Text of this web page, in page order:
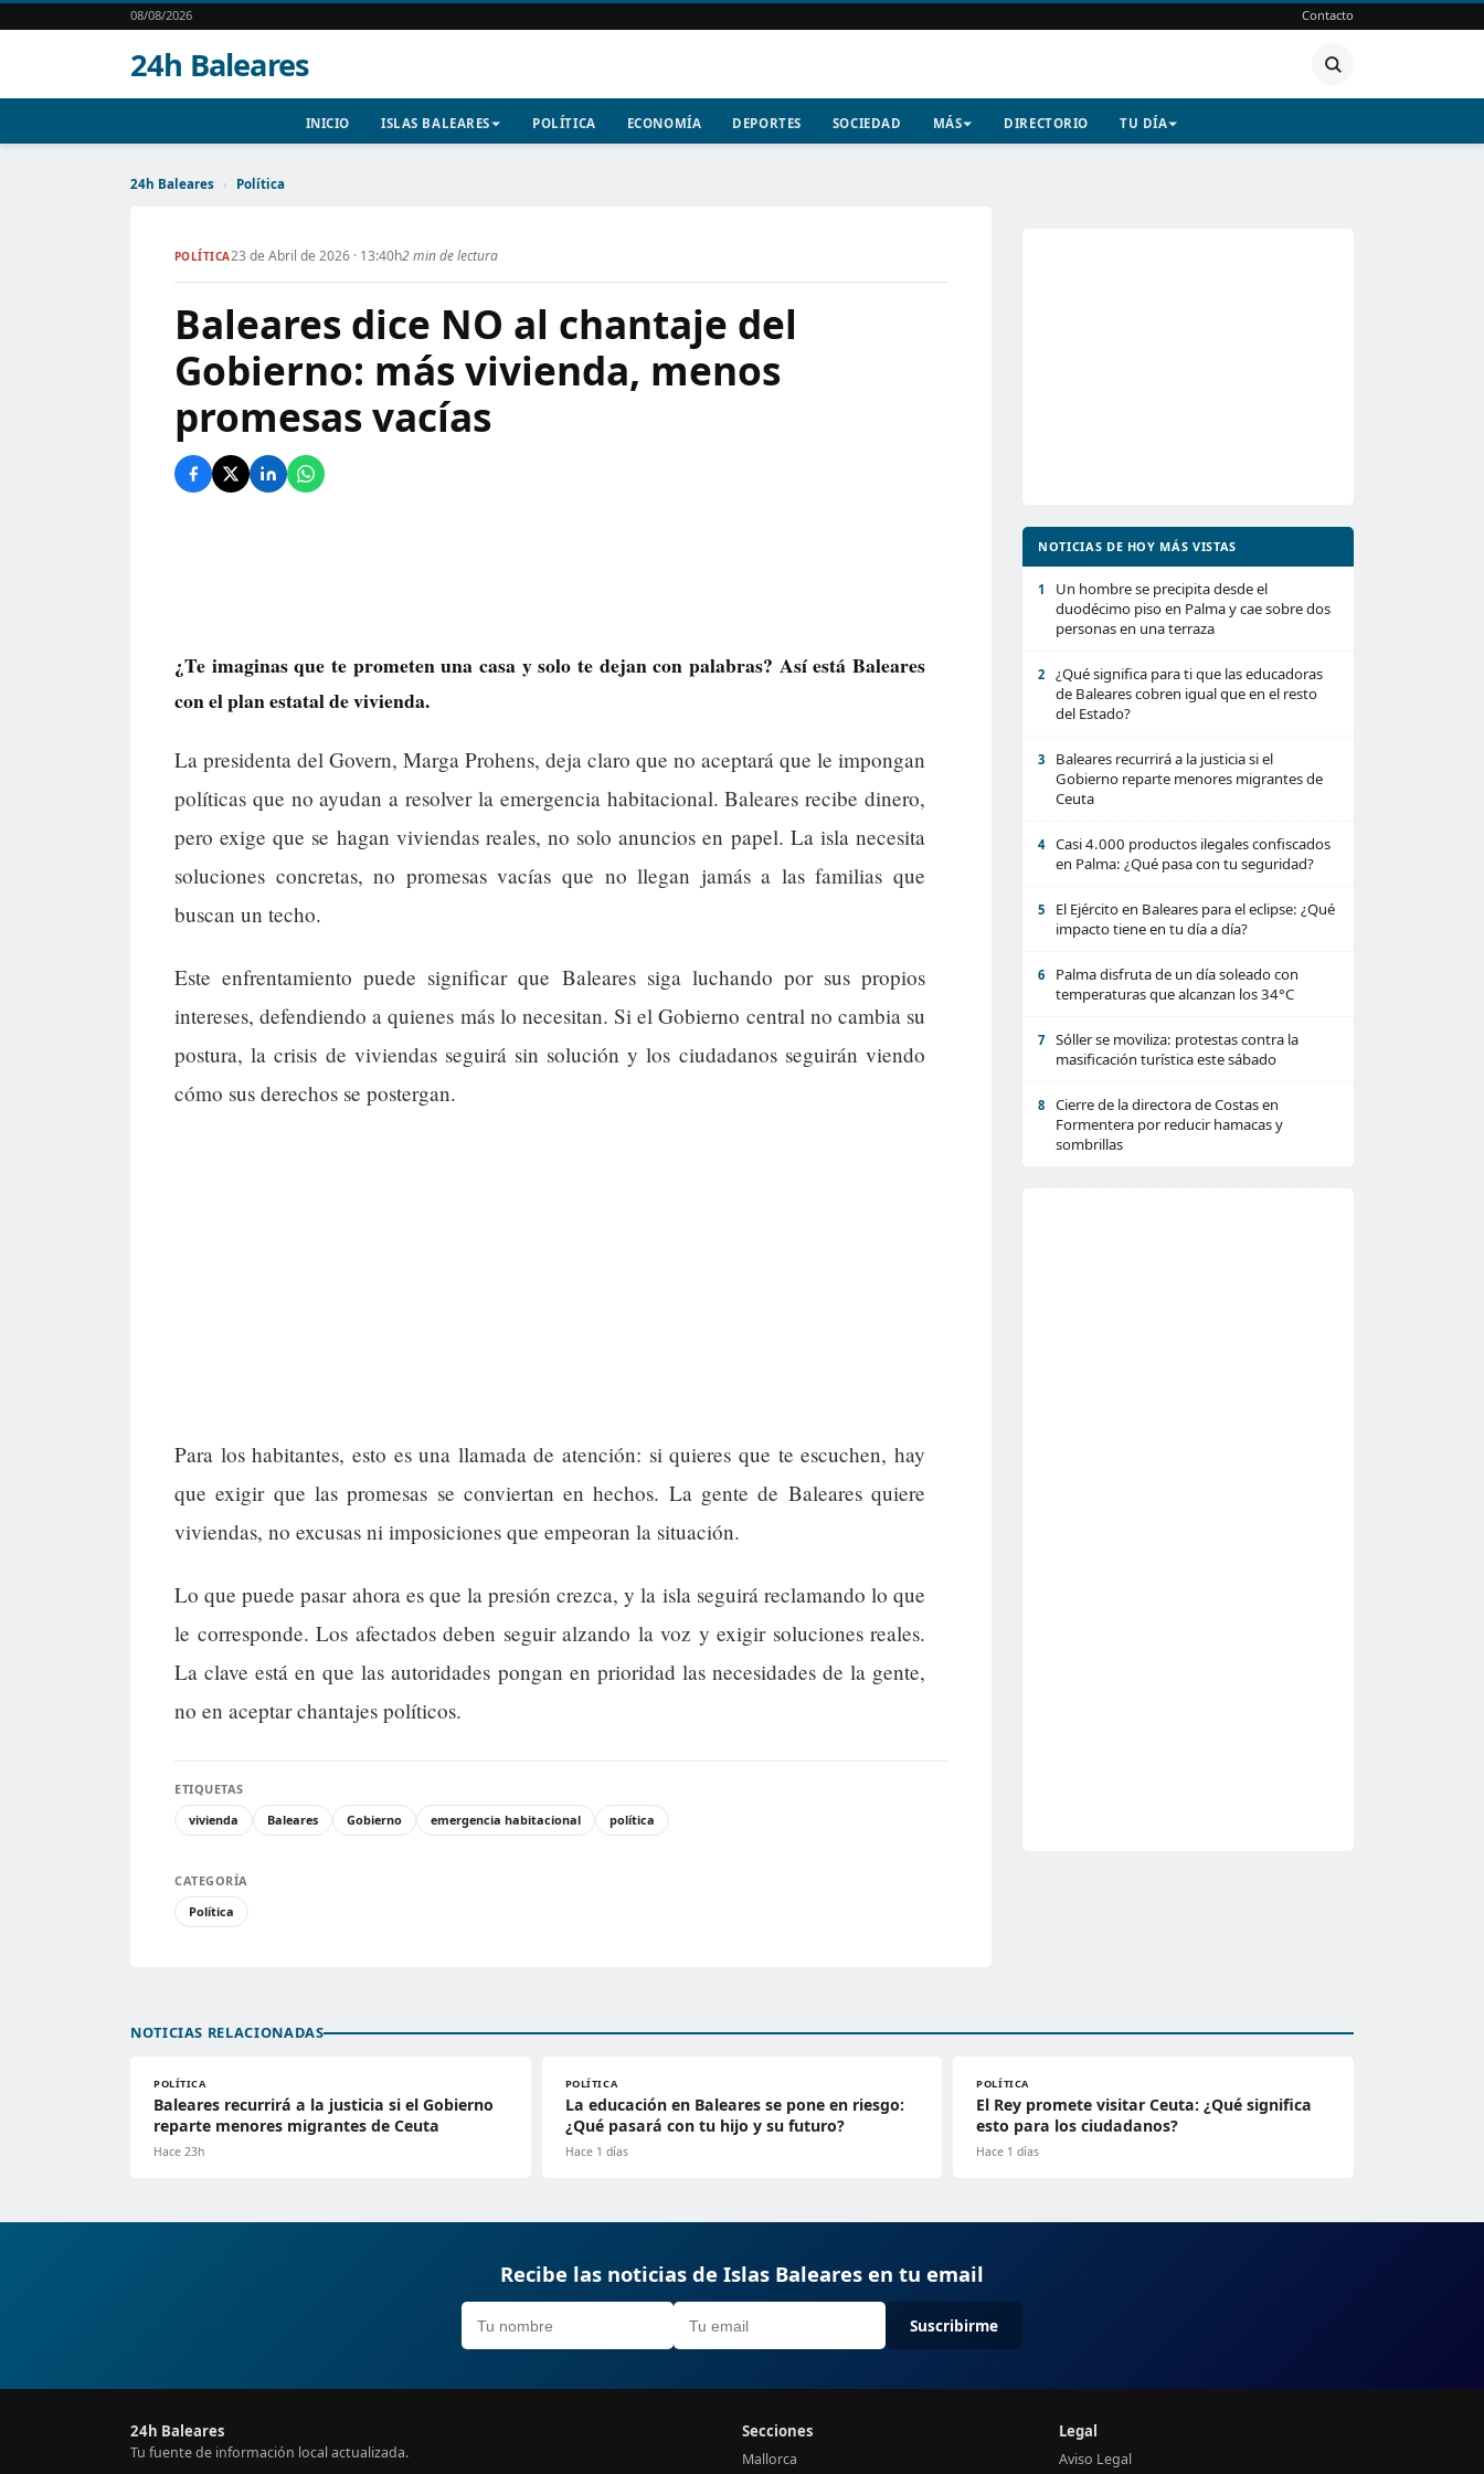
08/08/2026 Contacto
24h Baleares
INICIO ISLAS BALEARES POLÍTICA ECONOMÍA DEPORTES SOCIEDAD MÁS DIRECTORIO TU DÍA
24h Baleares › Política
POLÍTICA23 de Abril de 2026 · 13:40h2 min de lectura
Baleares dice NO al chantaje del
Gobierno: más vivienda, menos
promesas vacías
¿Te imaginas que te prometen una casa y solo te dejan con palabras? Así está Baleares
con el plan estatal de vivienda.
La presidenta del Govern, Marga Prohens, deja claro que no aceptará que le impongan
políticas que no ayudan a resolver la emergencia habitacional. Baleares recibe dinero,
pero exige que se hagan viviendas reales, no solo anuncios en papel. La isla necesita
soluciones concretas, no promesas vacías que no llegan jamás a las familias que
buscan un techo.
Este enfrentamiento puede significar que Baleares siga luchando por sus propios
intereses, defendiendo a quienes más lo necesitan. Si el Gobierno central no cambia su
postura, la crisis de viviendas seguirá sin solución y los ciudadanos seguirán viendo
cómo sus derechos se postergan.
Para los habitantes, esto es una llamada de atención: si quieres que te escuchen, hay
que exigir que las promesas se conviertan en hechos. La gente de Baleares quiere
viviendas, no excusas ni imposiciones que empeoran la situación.
Lo que puede pasar ahora es que la presión crezca, y la isla seguirá reclamando lo que
le corresponde. Los afectados deben seguir alzando la voz y exigir soluciones reales.
La clave está en que las autoridades pongan en prioridad las necesidades de la gente,
no en aceptar chantajes políticos.
ETIQUETAS
vivienda
Baleares Gobierno emergencia habitacional política
CATEGORÍA
Política
NOTICIAS DE HOY MÁS VISTAS
1
Un hombre se precipita desde el
duodécimo piso en Palma y cae sobre dos
personas en una terraza
2
¿Qué significa para ti que las educadoras
de Baleares cobren igual que en el resto
del Estado?
3
Baleares recurrirá a la justicia si el
Gobierno reparte menores migrantes de
Ceuta
4
Casi 4.000 productos ilegales confiscados
en Palma: ¿Qué pasa con tu seguridad?
5
El Ejército en Baleares para el eclipse: ¿Qué
impacto tiene en tu día a día?
6
Palma disfruta de un día soleado con
temperaturas que alcanzan los 34°C
7
Sóller se moviliza: protestas contra la
masificación turística este sábado
8
Cierre de la directora de Costas en
Formentera por reducir hamacas y
sombrillas
NOTICIAS RELACIONADAS
POLÍTICA
Baleares recurrirá a la justicia si el Gobierno
reparte menores migrantes de Ceuta
Hace 23h
POLÍTICA
La educación en Baleares se pone en riesgo:
¿Qué pasará con tu hijo y su futuro?
Hace 1 días
POLÍTICA
El Rey promete visitar Ceuta: ¿Qué significa
esto para los ciudadanos?
Hace 1 días
Recibe las noticias de Islas Baleares en tu email
Suscribirme
24h Baleares
Tu fuente de información local actualizada.
Secciones
Mallorca
Legal
Aviso Legal